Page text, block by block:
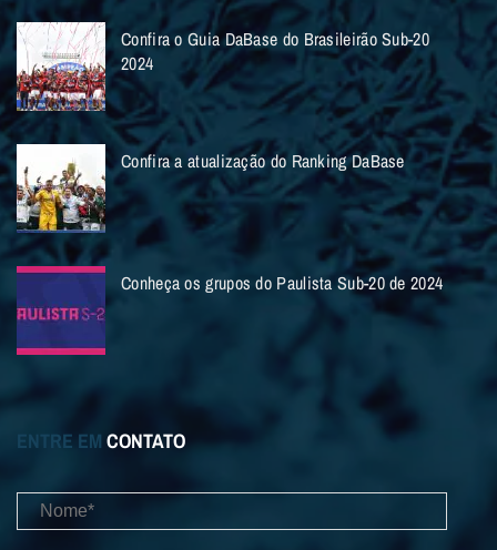
Confira o Guia DaBase do Brasileirão Sub-20
2024
Confira a atualização do Ranking DaBase
Conheça os grupos do Paulista Sub-20 de 2024
ENTRE EM CONTATO